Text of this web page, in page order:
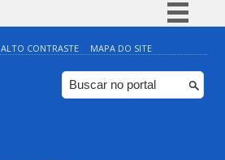
Simplifique!
Comunica BR
Participe
ALTO CONTRASTE MAPA DO SITE